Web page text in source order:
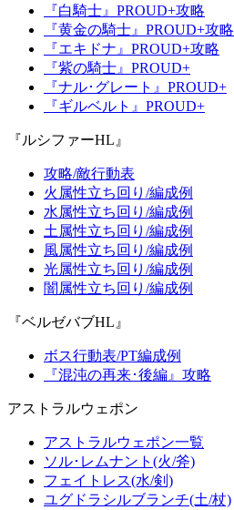
『白騎士』PROUD+攻略
『黄金の騎士』PROUD+攻略
『エキドナ』PROUD+攻略
『紫の騎士』PROUD+
『ナル･グレート』PROUD+
『ギルベルト』PROUD+
『ルシファーHL』
攻略/敵行動表
火属性立ち回り/編成例
水属性立ち回り/編成例
土属性立ち回り/編成例
風属性立ち回り/編成例
光属性立ち回り/編成例
闇属性立ち回り/編成例
『ベルゼバブHL』
ボス行動表/PT編成例
『混沌の再来･後編』攻略
アストラルウェポン
アストラルウェポン一覧
ソル･レムナント(火/斧)
フェイトレス(水/剣)
ユグドラシルブランチ(土/杖)